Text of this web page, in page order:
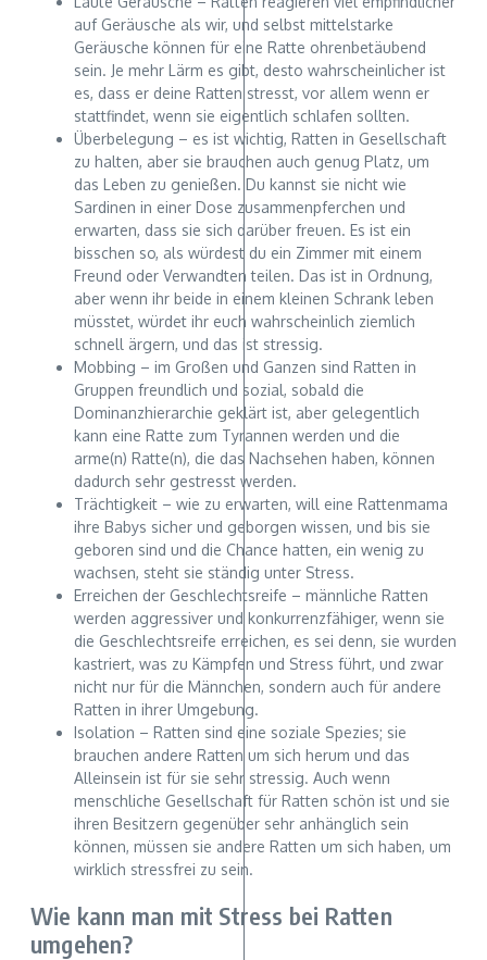
auf Geräusche als wir, und selbst mittelstarke
Geräusche können für eine Ratte ohrenbetäubend
sein. Je mehr Lärm es gibt, desto wahrscheinlicher ist
es, dass er deine Ratten stresst, vor allem wenn er
stattfindet, wenn sie eigentlich schlafen sollten.
Überbelegung – es ist wichtig, Ratten in Gesellschaft
zu halten, aber sie brauchen auch genug Platz, um
das Leben zu genießen. Du kannst sie nicht wie
Sardinen in einer Dose zusammenpferchen und
erwarten, dass sie sich darüber freuen. Es ist ein
bisschen so, als würdest du ein Zimmer mit einem
Freund oder Verwandten teilen. Das ist in Ordnung,
aber wenn ihr beide in einem kleinen Schrank leben
müsstet, würdet ihr euch wahrscheinlich ziemlich
schnell ärgern, und das ist stressig.
Mobbing – im Großen und Ganzen sind Ratten in
Gruppen freundlich und sozial, sobald die
Dominanzhierarchie geklärt ist, aber gelegentlich
kann eine Ratte zum Tyrannen werden und die
arme(n) Ratte(n), die das Nachsehen haben, können
dadurch sehr gestresst werden.
Trächtigkeit – wie zu erwarten, will eine Rattenmama
ihre Babys sicher und geborgen wissen, und bis sie
geboren sind und die Chance hatten, ein wenig zu
wachsen, steht sie ständig unter Stress.
Erreichen der Geschlechtsreife – männliche Ratten
werden aggressiver und konkurrenzfähiger, wenn sie
die Geschlechtsreife erreichen, es sei denn, sie wurden
kastriert, was zu Kämpfen und Stress führt, und zwar
nicht nur für die Männchen, sondern auch für andere
Ratten in ihrer Umgebung.
Isolation – Ratten sind eine soziale Spezies; sie
brauchen andere Ratten um sich herum und das
Alleinsein ist für sie sehr stressig. Auch wenn
menschliche Gesellschaft für Ratten schön ist und sie
ihren Besitzern gegenüber sehr anhänglich sein
können, müssen sie andere Ratten um sich haben, um
wirklich stressfrei zu sein.
Wie kann man mit Stress bei Ratten
umgehen?